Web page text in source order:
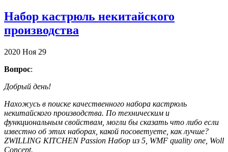
Набор кастрюль некитайского
производства
2020 Ноя 29
Вопрос:
Добрый день!
Нахожусь в поиске качественного набора кастрюль
некитайского производства. По техническим и
функциональным свойствам, могли бы сказать что либо если
известно об этих наборах, какой посоветуете, как лучше?
ZWILLING KITCHEN Passion Набор из 5, WMF quality one, Woll
Concept.